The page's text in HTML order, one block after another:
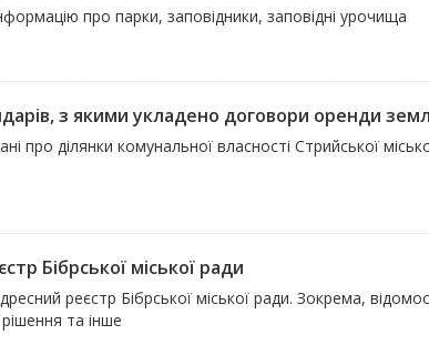
про парки, заповідники, заповідні урочища
з якими укладено договори оренди
про ділянки комунальної власності Стрийської
Бібрської міської ради
реєстр Бібрської міської ради. Зокрема,
та інше